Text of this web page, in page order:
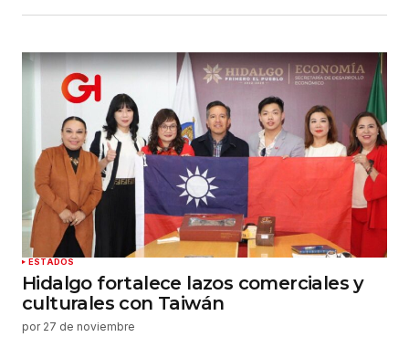
ESTADOS
Hidalgo fortalece lazos comerciales y
culturales con Taiwán
por 27 de noviembre